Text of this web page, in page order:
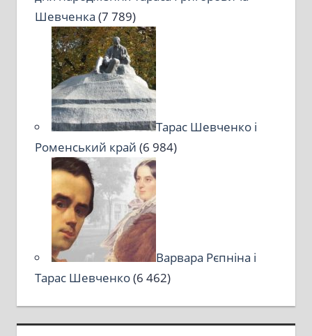
Шевченка (7 789)
Тарас Шевченко і
Роменський край (6 984)
Варвара Рєпніна і
Тарас Шевченко(6 462)